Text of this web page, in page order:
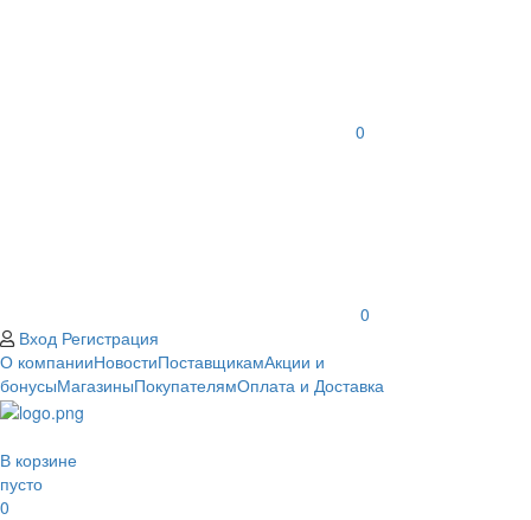
0
0
Вход Регистрация
О компанииНовостиПоставщикамАкции и
бонусыМагазиныПокупателямОплата и Доставка
В корзине
пусто
0